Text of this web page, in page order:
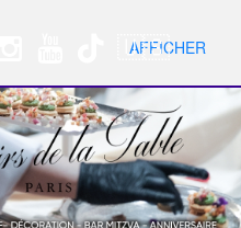
🇺🇸 Nav
AFFICHER